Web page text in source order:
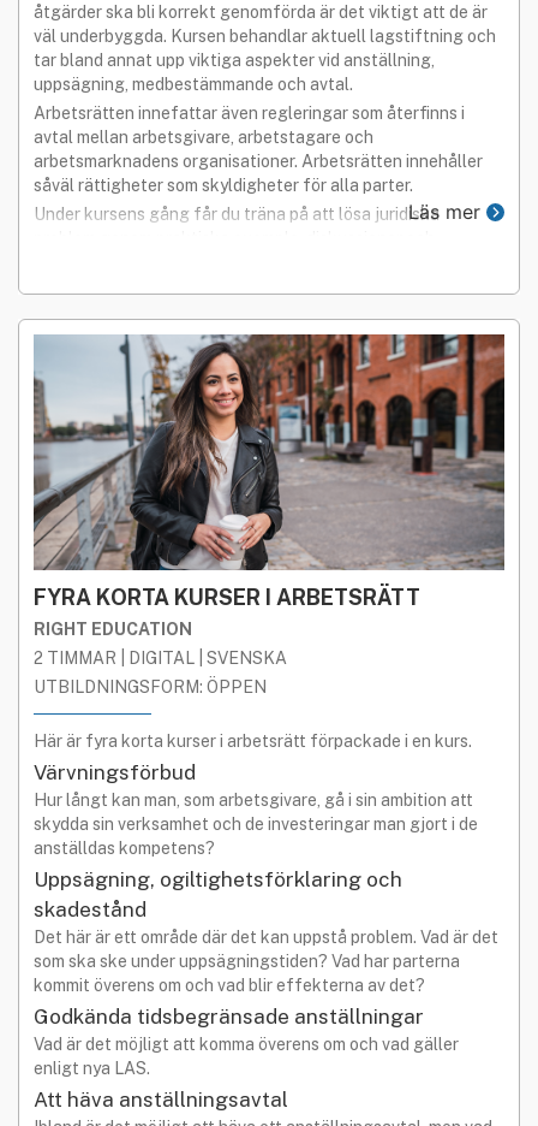
åtgärder ska bli korrekt genomförda är det viktigt att de är
väl underbyggda. Kursen behandlar aktuell lagstiftning och
tar bland annat upp viktiga aspekter vid anställning,
uppsägning, medbestämmande och avtal.
Arbetsrätten innefattar även regleringar som återfinns i
avtal mellan arbetsgivare, arbetstagare och
arbetsmarknadens organisationer. Arbetsrätten innehåller
såväl rättigheter som skyldigheter för alla parter.
Under kursens gång får du träna på att lösa juridiskaLäs mer
FYRA KORTA KURSER I ARBETSRÄTT
RIGHT EDUCATION
2 TIMMAR | DIGITAL | SVENSKA
UTBILDNINGSFORM: ÖPPEN
Här är fyra korta kurser i arbetsrätt förpackade i en kurs.
Värvningsförbud
Hur långt kan man, som arbetsgivare, gå i sin ambition att
skydda sin verksamhet och de investeringar man gjort i de
anställdas kompetens?
Uppsägning, ogiltighetsförklaring och
skadestånd
Det här är ett område där det kan uppstå problem. Vad är det
som ska ske under uppsägningstiden? Vad har parterna
kommit överens om och vad blir effekterna av det?
Godkända tidsbegränsade anställningar
Vad är det möjligt att komma överens om och vad gäller
enligt nya LAS.
Att häva anställningsavtal